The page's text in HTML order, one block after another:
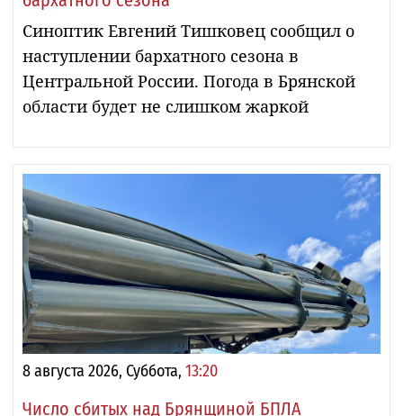
Синоптик Евгений Тишковец сообщил о
наступлении бархатного сезона в
Центральной России. Погода в Брянской
области будет не слишком жаркой
8 августа 2026, Суббота, 13:20
Число сбитых над Брянщиной БПЛА